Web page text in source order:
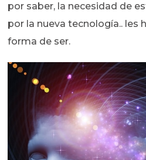
por saber, la necesidad de
por la nueva tecnología.. les
forma de ser.